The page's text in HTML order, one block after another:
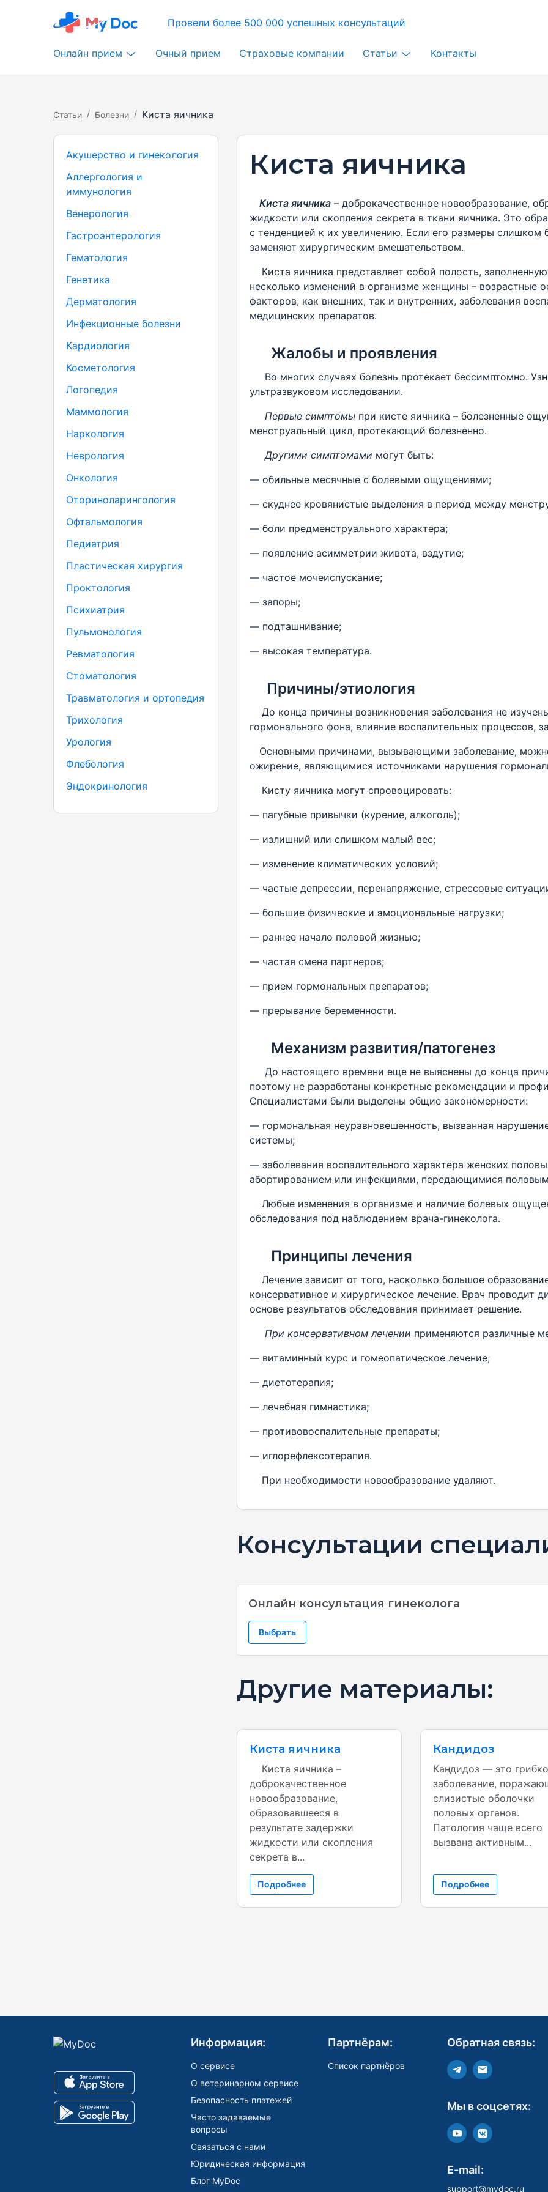
Провели более 500 000 успешных консультаций
Онлайн прием Очный прием Страховые компании Статьи Контакты
Статьи / Болезни / Киста яичника
Акушерство и гинекология
Аллергология и
иммунология
Венерология
Гастроэнтерология
Гематология
Генетика
Дерматология
Инфекционные болезни
Кардиология
Косметология
Логопедия
Маммология
Наркология
Неврология
Онкология
Оториноларингология
Офтальмология
Педиатрия
Пластическая хирургия
Проктология
Психиатрия
Пульмонология
Ревматология
Стоматология
Травматология и ортопедия
Трихология
Урология
Флебология
Эндокринология
Киста яичника
Киста яичника – доброкачественное новообразование,
жидкости или скопления секрета в ткани яичника. Это
с тенденцией к их увеличению. Если его размеры слишком
заменяют хирургическим вмешательством.
Киста яичника представляет собой полость,
несколько изменений в организме женщины – возрастные
факторов, как внешних, так и внутренних, заболевания
медицинских препаратов.
Жалобы и проявления
Во многих случаях болезнь протекает бессимптомно.
ультразвуковом исследовании.
Первые симптомы при кисте яичника – болезненные
менструальный цикл, протекающий болезненно.
Другими симптомами могут быть:
— обильные месячные с болевыми ощущениями;
— скуднее кровянистые выделения в период между
— боли предменструального характера;
— появление асимметрии живота, вздутие;
— частое мочеиспускание;
— запоры;
— подташнивание;
— высокая температура.
Причины/этиология
До конца причины возникновения заболевания не
гормонального фона, влияние воспалительных процессов,
Основными причинами, вызывающими заболевание,
ожирение, являющимися источниками нарушения
Кисту яичника могут спровоцировать:
— пагубные привычки (курение, алкоголь);
— излишний или слишком малый вес;
— изменение климатических условий;
— частые депрессии, перенапряжение, стрессовые
— большие физические и эмоциональные нагрузки;
— раннее начало половой жизнью;
— частая смена партнеров;
— прием гормональных препаратов;
— прерывание беременности.
Механизм развития/патогенез
До настоящего времени еще не выяснены до конца
поэтому не разработаны конкретные рекомендации и
Специалистами были выделены общие закономерности:
— гормональная неуравновешенность, вызванная
системы;
— заболевания воспалительного характера женских
абортированием или инфекциями, передающимися
Любые изменения в организме и наличие болевых
обследования под наблюдением врача-гинеколога.
Принципы лечения
Лечение зависит от того, насколько большое
консервативное и хирургическое лечение. Врач проводит
основе результатов обследования принимает решение.
При консервативном лечении применяются различные
— витаминный курс и гомеопатическое лечение;
— диетотерапия;
— лечебная гимнастика;
— противовоспалительные препараты;
— иглорефлексотерапия.
При необходимости новообразование удаляют.
Консультации
Онлайн консультация гинеколога
Выбрать
Другие материалы:
Киста яичника
Киста яичника –
доброкачественное
новообразование,
образовавшееся в
результате задержки
жидкости или скопления
секрета в...
Подробнее
Кандидоз
Кандидоз — это
заболевание,
слизистые оболочки
половых органов.
Патология чаще всего
вызвана активным...
Подробнее
Информация:
О сервисе
О ветеринарном сервисе
Безопасность платежей
Часто задаваемые
вопросы
Связаться с нами
Юридическая информация
Блог MyDoc
Партнёрам:
Список партнёров
Обратная связь:
Мы в соцсетях:
E-mail:
support@mydoc.ru